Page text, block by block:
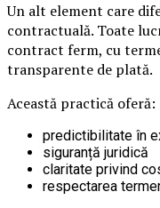
Un alt element care
contractuală. Toate
contract ferm, cu
transparente de plată.
Această practică oferă:
predictibilitate în
siguranță juridică
claritate privind
respectarea